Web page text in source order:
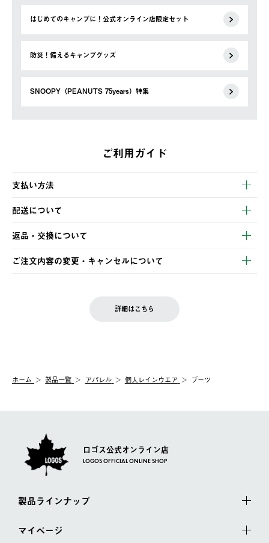
はじめてのキャンプに！公式オンライン店限定セット
防災！備えるキャンプグッズ
SNOOPY（PEANUTS 75years）特集
ご利用ガイド
支払い方法
以下のいずれかの方法でお支払いいただけます。
・クレジットカード決済
・コンビニ決済
・Pay-easy決済
配送について
【発送スケジュール】
ご注文・ご入金完了より2営業日以内に商品を発送いたします。
土日祝の発送はございませんので、木曜日以降のご注文は週明け
の発送となる場合がございます。
【配送業者】
佐川急便にて配送されます。
返品・交換について
※お客様都合の場合
お客様都合の返品にかかる送料は、お客様ご負担とさせていただ
一度お手元の商品を返品いただき、ご希望商品を再注文してくだ
ご注文内容の変更・キャンセルについて
LOGOS FAMILY会員の方は、会員マイページ内 購入履歴画面に
詳細はこちら
ホーム 製品一覧 アパレル 個人レインウエア ブーツ
ロゴス公式オンライン店
LOGOS OFFICIAL ONLINE SHOP
製品ラインナップ
マイページ